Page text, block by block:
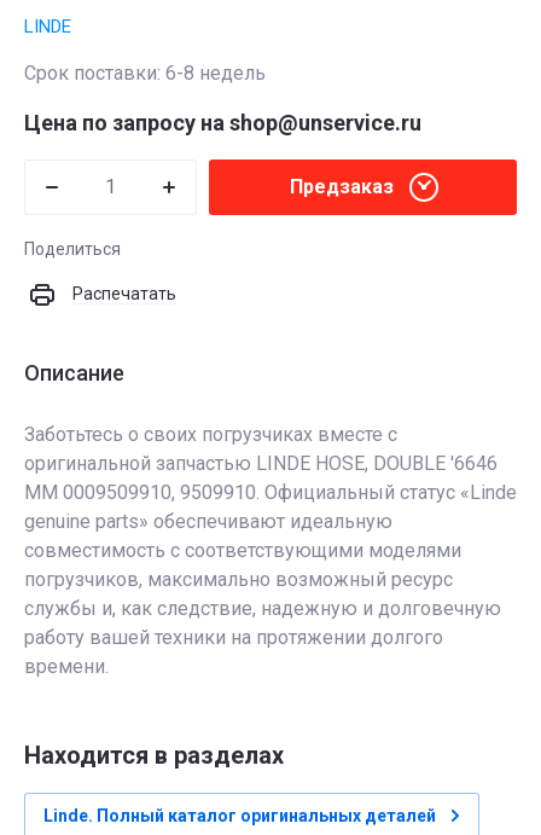
LINDE
Срок поставки: 6-8 недель
Цена по запросу на shop@unservice.ru
Предзаказ
Поделиться
Распечатать
Описание
Заботьтесь о своих погрузчиках вместе с
оригинальной запчастью LINDE HOSE, DOUBLE '6646
MM 0009509910, 9509910. Официальный статус «Linde
genuine parts» обеспечивают идеальную
совместимость с соответствующими моделями
погрузчиков, максимально возможный ресурс
службы и, как следствие, надежную и долговечную
работу вашей техники на протяжении долгого
времени.
Находится в разделах
Linde. Полный каталог оригинальных деталей